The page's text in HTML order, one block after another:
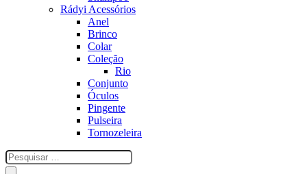
Rádyi Acessórios
Anel
Brinco
Colar
Coleção
Rio
Conjunto
Óculos
Pingente
Pulseira
Tornozeleira
…